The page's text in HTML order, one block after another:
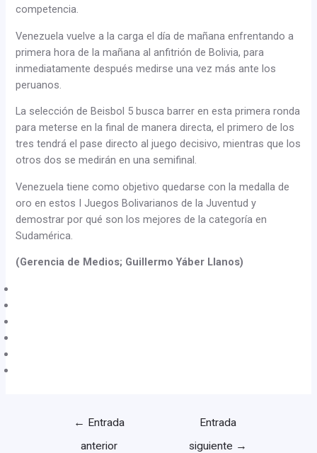
competencia.
Venezuela vuelve a la carga el día de mañana enfrentando a
primera hora de la mañana al anfitrión de Bolivia, para
inmediatamente después medirse una vez más ante los
peruanos.
La selección de Beisbol 5 busca barrer en esta primera ronda
para meterse en la final de manera directa, el primero de los
tres tendrá el pase directo al juego decisivo, mientras que los
otros dos se medirán en una semifinal.
Venezuela tiene como objetivo quedarse con la medalla de
oro en estos I Juegos Bolivarianos de la Juventud y
demostrar por qué son los mejores de la categoría en
Sudamérica.
(Gerencia de Medios; Guillermo Yáber Llanos)
← Entrada
anterior
Entrada
siguiente →